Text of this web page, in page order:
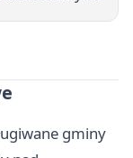
gminy